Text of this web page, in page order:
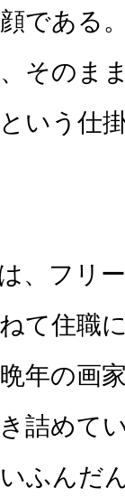
である
そのま
いう仕
、フリ
て住職
年の画
詰めて
ふんだ